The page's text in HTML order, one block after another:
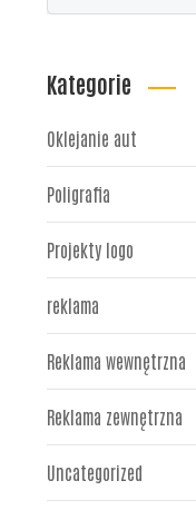
Kategorie
Oklejanie aut
Poligrafia
Projekty logo
reklama
Reklama wewnętrzna
Reklama zewnętrzna
Uncategorized